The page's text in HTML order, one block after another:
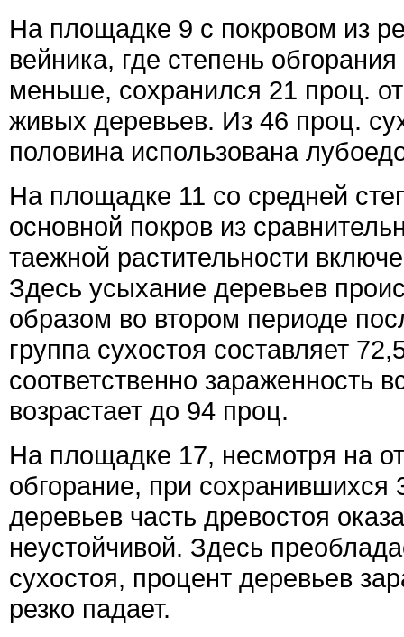
На площадке 9 с покровом из
вейника, где степень
меньше, сохранился 21 проц.
живых деревьев. Из 46 проц.
половина использована
На площадке 11 со средней
основной покров из
таежной растительности
Здесь усыхание деревьев
образом во втором периоде
группа сухостоя составляет
соответственно зараженность
возрастает до 94 проц.
На площадке 17, несмотря на
обгорание, при сохранившихся
деревьев часть древостоя
неустойчивой. Здесь
сухостоя, процент деревьев
резко падает.